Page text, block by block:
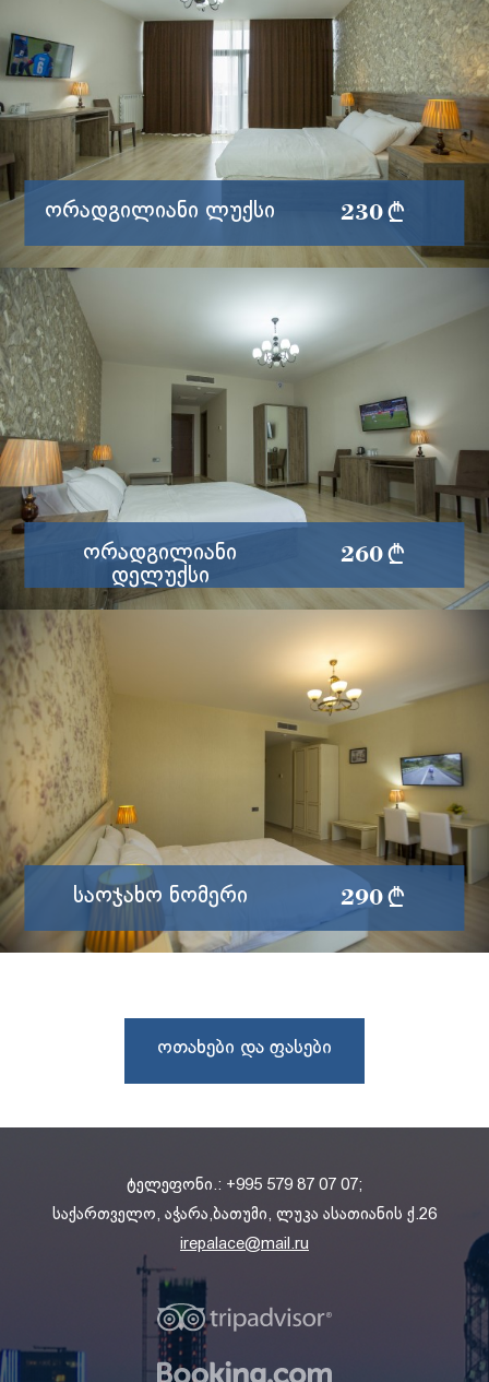
Ორადგილიანი Ლუქსი 230 §
მატრასიც) ას...
Ორადგილიანი
Დელუქსი
260 §
ერთი ორადგილიანი საწოლი.
Საოჯახო Ნომერი 290 §
ორ ოთახიანი საოჯახო ნომერი. ერთ
Ოთახები Და Ფასები
ტელეფონი.: +995 579 87 07 07;
საქართველო, აჭარა,ბათუმი, ლუკა ასათიანის ქ.26
irepalace@mail.ru